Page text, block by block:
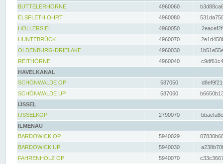
BUTTELERHÖRNE
4960060
ELSFLETH OHRT
4960080
HOLLERSIEL
4960050
HUNTEBRÜCK
4960070
OLDENBURG-DRIELAKE
4960030
REITHÖRNE
4960040
HAVELKANAL
SCHÖNWALDE OP
587050
SCHÖNWALDE UP
587060
IJSSEL
IJSSELKOP
2790070
ILMENAU
BARDOWICK OP
5940029
BARDOWICK UP
5940030
FAHRENHOLZ OP
5940070